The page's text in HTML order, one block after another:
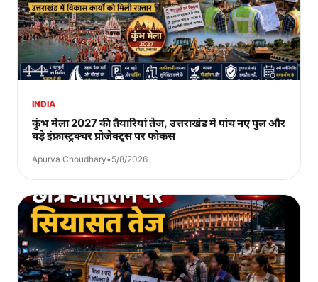
INDIA
कुंभ मेला 2027 की तैयारियां तेज, उत्तराखंड में पांच नए पुल और
बड़े इंफ्रास्ट्रक्चर प्रोजेक्ट्स पर फोकस
Apurva Choudhary•5/8/2026